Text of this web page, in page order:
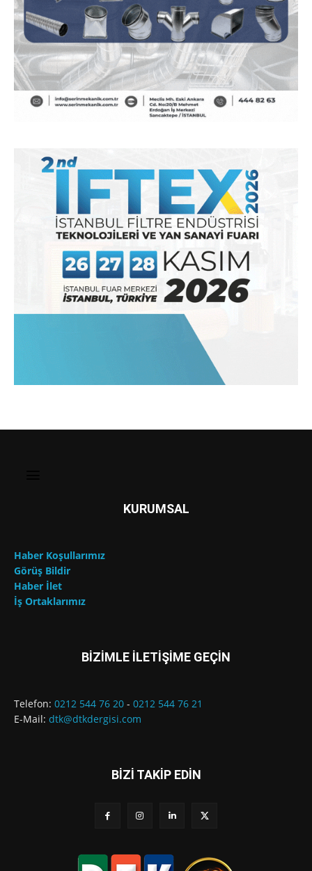
KURUMSAL
Haber Koşullarımız
Görüş Bildir
Haber İlet
İş Ortaklarımız
BİZİMLE İLETİŞİME GEÇİN
Telefon: 0212 544 76 20 - 0212 544 76 21
E-Mail: dtk@dtkdergisi.com
BİZİ TAKİP EDİN